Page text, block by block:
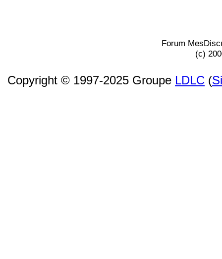
Forum
(c)
Copyright © 1997-2025 Groupe LDLC (